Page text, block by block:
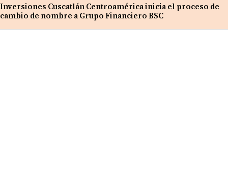
Inversiones Cuscatlán Centroamérica inicia el proceso de
cambio de nombre a Grupo Financiero BSC